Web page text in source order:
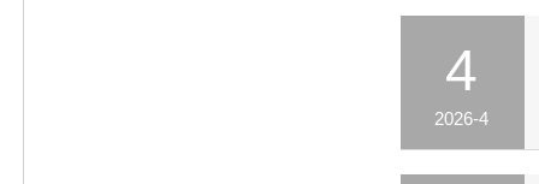
4
2026-4